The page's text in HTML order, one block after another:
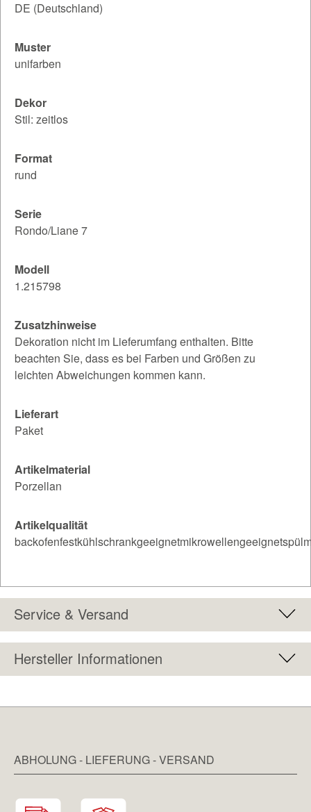
DE (Deutschland)
Muster
unifarben
Dekor
Stil: zeitlos
Format
rund
Serie
Rondo/Liane 7
Modell
1.215798
Zusatzhinweise
Dekoration nicht im Lieferumfang enthalten. Bitte
beachten Sie, dass es bei Farben und Größen zu
leichten Abweichungen kommen kann.
Lieferart
Paket
Artikelmaterial
Porzellan
Artikelqualität
Service & Versand
Hersteller Informationen
ABHOLUNG - LIEFERUNG - VERSAND